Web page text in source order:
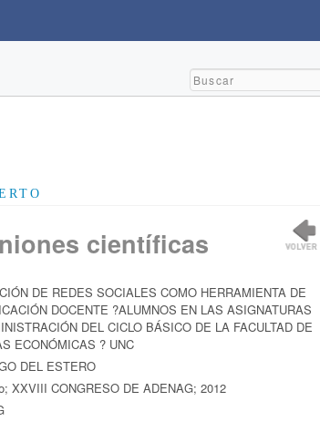
científicas
DE REDES SOCIALES COMO HERRAMIENTA DE
DOCENTE ?ALUMNOS EN LAS ASIGNATURAS
DEL CICLO BÁSICO DE LA FACULTAD DE
ECONÓMICAS ? UNC
DEL ESTERO
XXVIII CONGRESO DE ADENAG; 2012